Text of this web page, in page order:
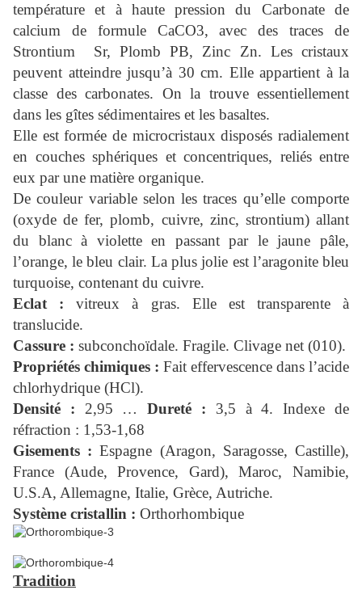
température et à haute pression du Carbonate de
calcium de formule CaCO3, avec des traces de
Strontium Sr, Plomb PB, Zinc Zn. Les cristaux
peuvent atteindre jusqu’à 30 cm. Elle appartient à la
classe des carbonates. On la trouve essentiellement
dans les gîtes sédimentaires et les basaltes.
Elle est formée de microcristaux disposés radialement
en couches sphériques et concentriques, reliés entre
eux par une matière organique.
De couleur variable selon les traces qu’elle comporte
(oxyde de fer, plomb, cuivre, zinc, strontium) allant
du blanc à violette en passant par le jaune pâle,
l’orange, le bleu clair. La plus jolie est l’aragonite bleu
turquoise, contenant du cuivre.
Eclat : vitreux à gras. Elle est transparente à
translucide.
Cassure : subconchoïdale. Fragile. Clivage net (010).
Propriétés chimiques : Fait effervescence dans l’acide
chlorhydrique (HCl).
Densité : 2,95 …Dureté : 3,5 à 4. Indexe de
réfraction : 1,53-1,68
Gisements : Espagne (Aragon, Saragosse, Castille),
France (Aude, Provence, Gard), Maroc, Namibie,
U.S.A, Allemagne, Italie, Grèce, Autriche.
Système cristallin : Orthorhombique
Tradition